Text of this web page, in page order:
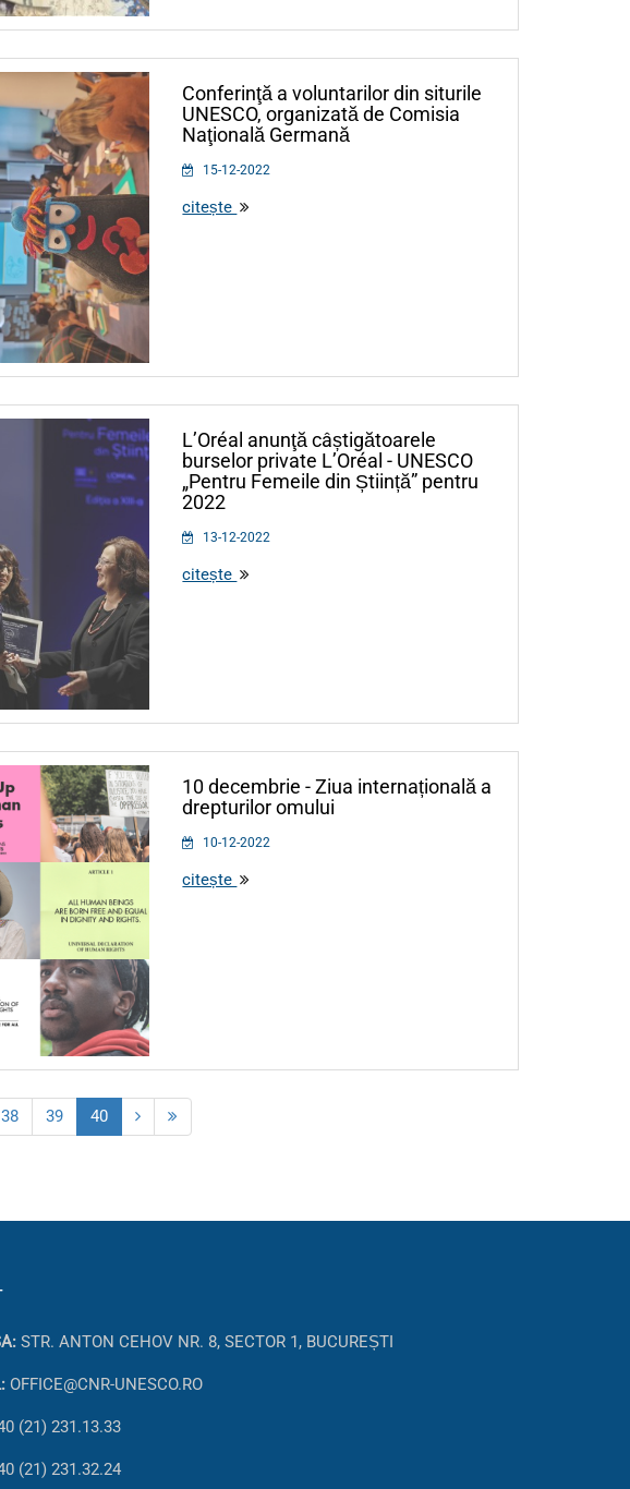
Conferinţă a voluntarilor din siturile
UNESCO, organizată de Comisia
Naţională Germană
15-12-2022
citește
L’Oréal anunţă câștigătoarele
burselor private L’Oréal - UNESCO
„Pentru Femeile din Știință” pentru
2022
13-12-2022
citește
10 decembrie - Ziua internațională a
drepturilor omului
10-12-2022
citește
38 39 40
STR. ANTON CEHOV NR. 8, SECTOR 1, BUCUREȘTI
OFFICE@CNR-UNESCO.RO
(21) 231.13.33
(21) 231.32.24